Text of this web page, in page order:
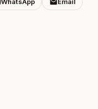
WhatsApp Email